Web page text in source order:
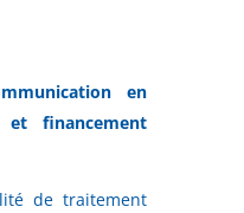
en
et financement
de traitement